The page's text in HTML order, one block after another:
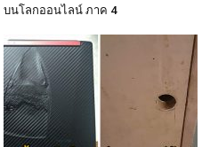
บนโลกออนไลน์ ภาค 4